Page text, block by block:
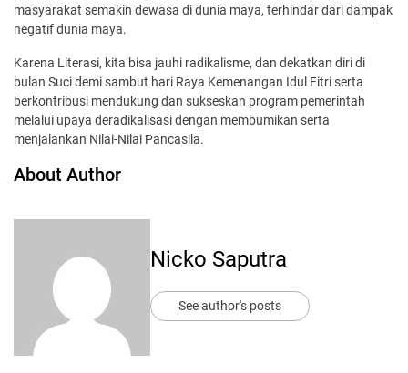
masyarakat semakin dewasa di dunia maya, terhindar dari dampak
negatif dunia maya.
Karena Literasi, kita bisa jauhi radikalisme, dan dekatkan diri di
bulan Suci demi sambut hari Raya Kemenangan Idul Fitri serta
berkontribusi mendukung dan sukseskan program pemerintah
melalui upaya deradikalisasi dengan membumikan serta
menjalankan Nilai-Nilai Pancasila.
About Author
Nicko Saputra
See author's posts